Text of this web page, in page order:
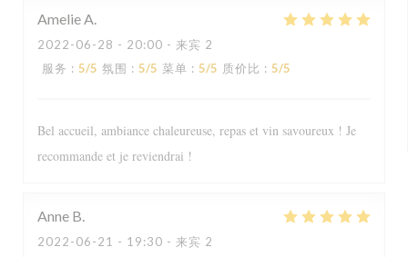
AmelieA
2022-06-28 - 20:00 - 来宾 2
服务 : 5/5 氛围 : 5/5 菜单 : 5/5 质价比 : 5/5
Bel accueil, ambiance chaleureuse, repas et vin savoureux ! Je
recommande et je reviendrai !
Anne B
2022-06-21 - 19:30 - 来宾 2